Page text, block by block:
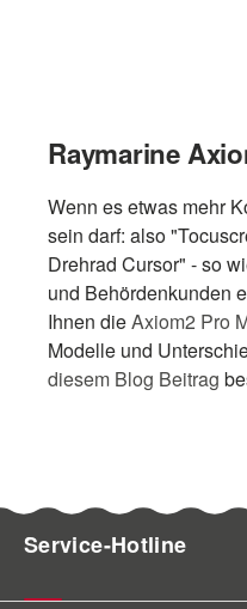
Raymarine
Wenn es etwas mehr
sein darf: also
Drehrad Cursor" - so
und Behördenkunden
Ihnen dieAxiom2 Pro
Modelle und
diesem Blog Beitrag
Service-Hotline